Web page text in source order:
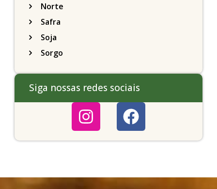
Norte
Safra
Soja
Sorgo
Siga nossas redes sociais